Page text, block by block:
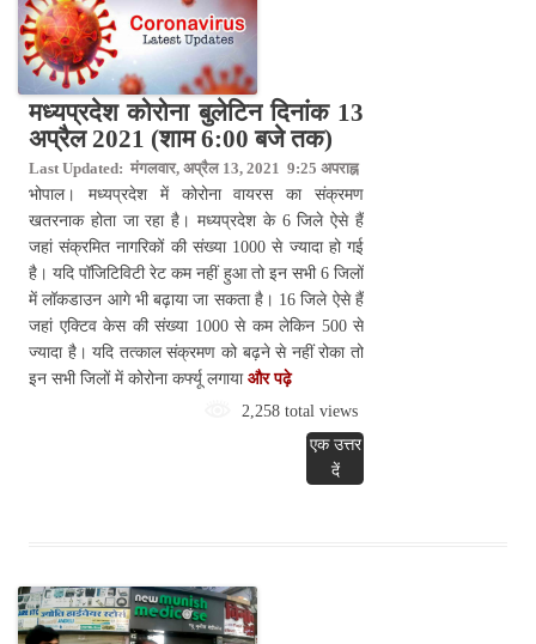
मध्यप्रदेश कोरोना बुलेटिन दिनांक 13
अप्रैल 2021 (शाम 6:00 बजे तक)
Last Updated: मंगलवार, अप्रैल 13, 2021 9:25 अपराह्न
भोपाल। मध्यप्रदेश में कोरोना वायरस का संक्रमण
खतरनाक होता जा रहा है। मध्यप्रदेश के 6 जिले ऐसे हैं
जहां संक्रमित नागरिकों की संख्या 1000 से ज्यादा हो गई
है। यदि पॉजिटिविटी रेट कम नहीं हुआ तो इन सभी 6 जिलों
में लॉकडाउन आगे भी बढ़ाया जा सकता है। 16 जिले ऐसे हैं
जहां एक्टिव केस की संख्या 1000 से कम लेकिन 500 से
ज्यादा है। यदि तत्काल संक्रमण को बढ़ने से नहीं रोका तो
इन सभी जिलों में कोरोना कर्फ्यू लगाया और पढ़े
2,258 total views
एक उत्तर
दें